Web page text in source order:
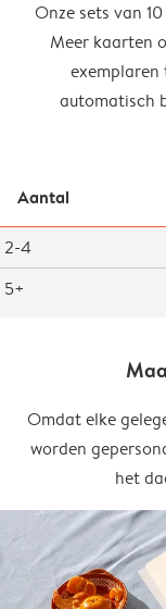
Onze sets van
Meer kaarten
automatisch
Aantal
2-4
5+
Omdat elke
worden
het